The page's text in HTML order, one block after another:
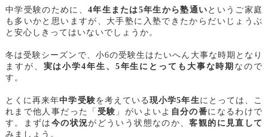
中学受験のために、 4年生または5年生から塾通い というご家庭
も多いかと思いますが、大手塾に入塾できたからだいじょうぶ
と安心しきってはいないでしょうか。
冬は受験シーズンで、小6の受験生はたいへん大事な時期となり
ますが、 実は小学4年生、5年生にとっても大事な時期 なので
す。
とくに再来年中学受験を考えている現小学5年生 にとっては、こ
れまで他人事だった「 受験 」がいよいよ 自分の番になるわけで
す。まずは 今の状況がどういう状態なのか、客観的に見直して
みましょう。